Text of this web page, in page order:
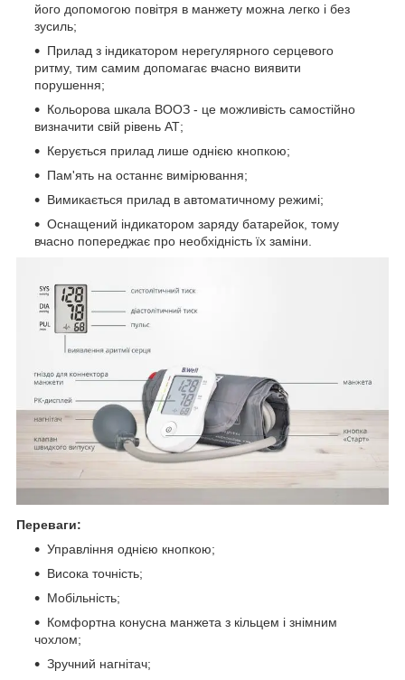
його допомогою повітря в манжету можна легко і без
зусиль;
Прилад з індикатором нерегулярного серцевого
ритму, тим самим допомагає вчасно виявити
порушення;
Кольорова шкала ВООЗ - це можливість самостійно
визначити свій рівень АТ;
Керується прилад лише однією кнопкою;
Пам'ять на останнє вимірювання;
Вимикається прилад в автоматичному режимі;
Оснащений індикатором заряду батарейок, тому
вчасно попереджає про необхідність їх заміни.
Переваги:
Управління однією кнопкою;
Висока точність;
Мобільність;
Комфортна конусна манжета з кільцем і знімним
чохлом;
Зручний нагнітач;